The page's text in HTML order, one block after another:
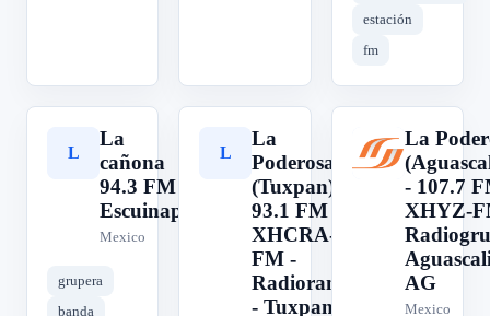
estación
fm
L
La
cañona
94.3 FM
Escuinapa
Mexico
grupera
banda
L
La
Poderosa
(Tuxpan) -
93.1 FM -
XHCRA-
FM -
Radiorama
- Tuxpan,
L
La
- 107.7
XHYZ-
AG
Mexico